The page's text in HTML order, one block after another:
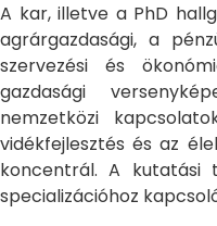
A kar, illetve a PhD
agrárgazdasági, a
szervezési és
gazdasági
nemzetközi
vidékfejlesztés és az
koncentrál. A kutatási
specializációhoz